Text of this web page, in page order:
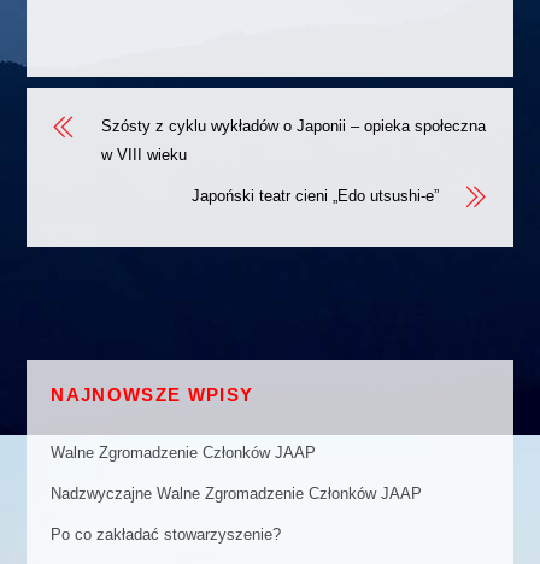
Szósty z cyklu wykładów o Japonii – opieka społeczna
w VIII wieku
Japoński teatr cieni „Edo utsushi-e”
NAJNOWSZE WPISY
Walne Zgromadzenie Członków JAAP
Nadzwyczajne Walne Zgromadzenie Członków JAAP
Po co zakładać stowarzyszenie?